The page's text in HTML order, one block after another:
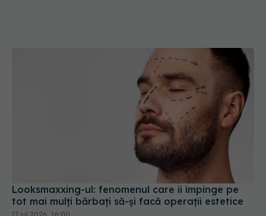
Looksmaxxing-ul: fenomenul care îi împinge pe
tot mai mulți bărbați să-și facă operații estetice